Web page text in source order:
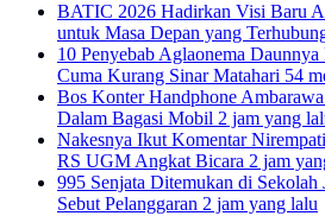
BATIC 2026 Hadirkan Visi Baru
untuk Masa Depan yang
10 Penyebab Aglaonema
Cuma Kurang Sinar Matahari 54
Bos Konter Handphone
Dalam Bagasi Mobil 2 jam yang
Nakesnya Ikut Komentar
RS UGM Angkat Bicara 2 jam
995 Senjata Ditemukan di
Sebut Pelanggaran 2 jam yang lalu